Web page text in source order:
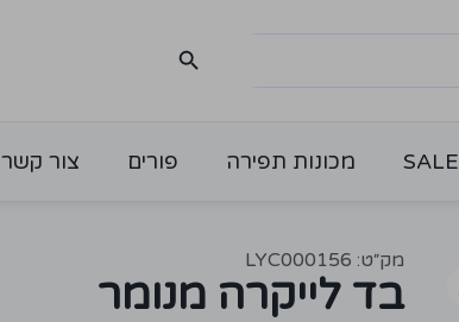
SALE מכונות תפירה פורים צור קשר
מק״ט: LYC000156
בד לייקרה מנומר